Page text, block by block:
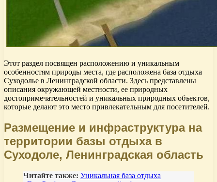
Этот раздел посвящен расположению и уникальным
особенностям природы места, где расположена база отдыха
Суходолье в Ленинградской области. Здесь представлены
описания окружающей местности, ее природных
достопримечательностей и уникальных природных объектов,
которые делают это место привлекательным для посетителей.
Размещение и инфраструктура на
территории базы отдыха в
Суходоле, Ленинградская область
Читайте также: Уникальная база отдыха